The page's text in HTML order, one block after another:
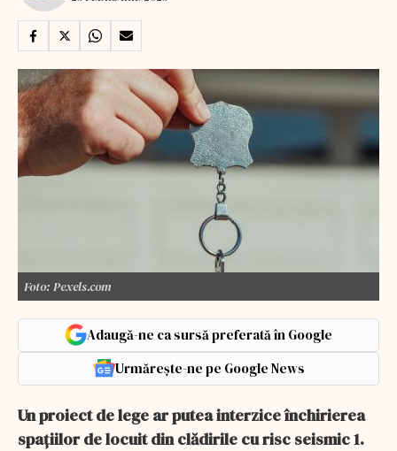
Foto: Pexels.com
Adaugă-ne ca sursă preferată în Google
Urmărește-ne pe Google News
Un proiect de lege ar putea interzice închirierea
spaţiilor de locuit din clădirile cu risc seismic 1.